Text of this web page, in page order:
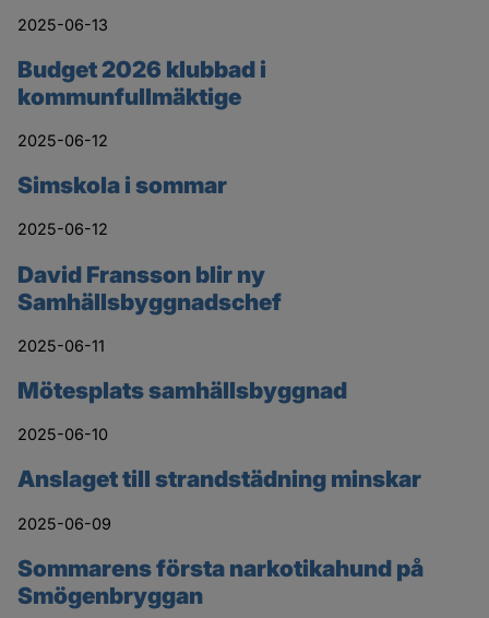
2025-06-13
Budget 2026 klubbad i
kommunfullmäktige
2025-06-12
Simskola i sommar
2025-06-12
David Fransson blir ny
Samhällsbyggnadschef
2025-06-11
Mötesplats samhällsbyggnad
2025-06-10
Anslaget till strandstädning minskar
2025-06-09
Sommarens första narkotikahund på
Smögenbryggan